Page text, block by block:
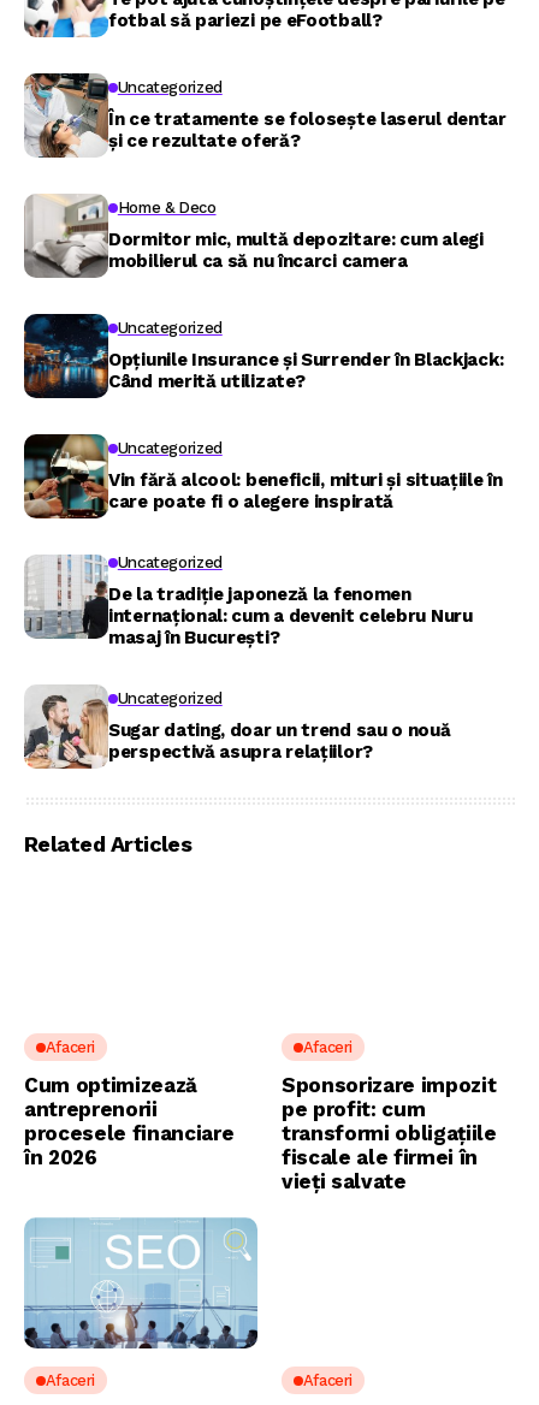
fotbal să pariezi pe eFootball?
Uncategorized
În ce tratamente se folosește laserul dentar
și ce rezultate oferă?
Home & Deco
Dormitor mic, multă depozitare: cum alegi
mobilierul ca să nu încarci camera
Uncategorized
Opțiunile Insurance și Surrender în Blackjack:
Când merită utilizate?
Uncategorized
Vin fără alcool: beneficii, mituri și situațiile în
care poate fi o alegere inspirată
Uncategorized
De la tradiție japoneză la fenomen
internațional: cum a devenit celebru Nuru
masaj în București?
Uncategorized
Sugar dating, doar un trend sau o nouă
perspectivă asupra relațiilor?
Related Articles
Afaceri
Cum optimizează
antreprenorii
procesele financiare
în 2026
Afaceri
Sponsorizare impozit
pe profit: cum
transformi obligațiile
fiscale ale firmei în
vieți salvate
Afaceri Afaceri